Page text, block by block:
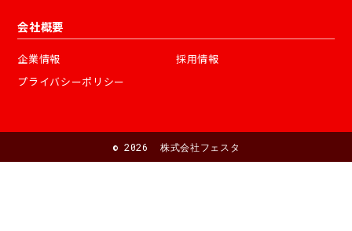
会社概要
企業情報
採用情報
プライバシーポリシー
©2026 株式会社フェスタ